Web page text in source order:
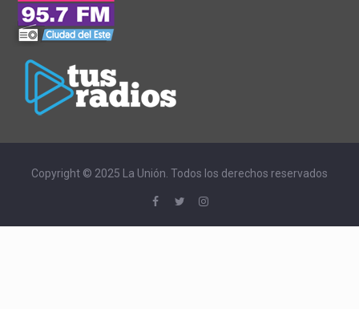
Copyright © 2025 La Unión. Todos los derechos reservados